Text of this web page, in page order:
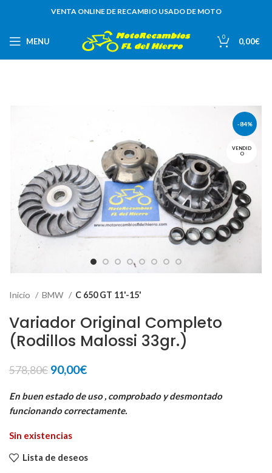
VENTA ONLINE DE RECAMBIO USADO DE MOTO
MENU 0 0,00€
-84%
VENDID
O
Inicio BMW C 650 GT 11'-15'
Variador Original Completo
(Rodillos Malossi 33gr.)
578,80€ El
original
era:
90,00€El
actual
es:
En buen estado de uso , comprobado y desmontado
funcionando correctamente.
Sin existencias
Lista de deseos